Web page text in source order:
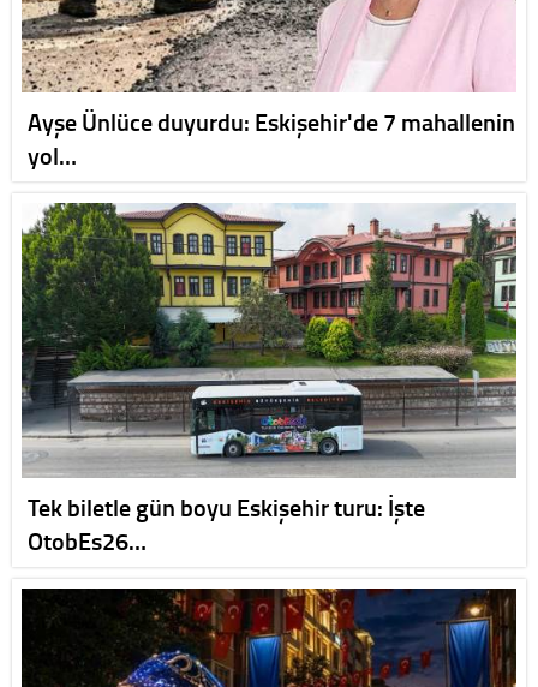
Ayşe Ünlüce duyurdu: Eskişehir'de 7 mahallenin
yol…
Tek biletle gün boyu Eskişehir turu: İşte
OtobEs26…